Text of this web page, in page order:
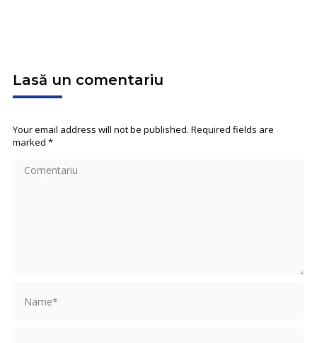
Lasă un comentariu
Your email address will not be published. Required fields are
marked *
Comentariu